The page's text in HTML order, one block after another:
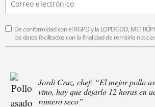
De conformidad con el RGPD y la LOPDGDD,
los datos facilitados con la finalidad de remitirle
Jordi Cruz, chef: “El mejor pollo
vino, hay que dejarlo 12 horas en
romero seco”